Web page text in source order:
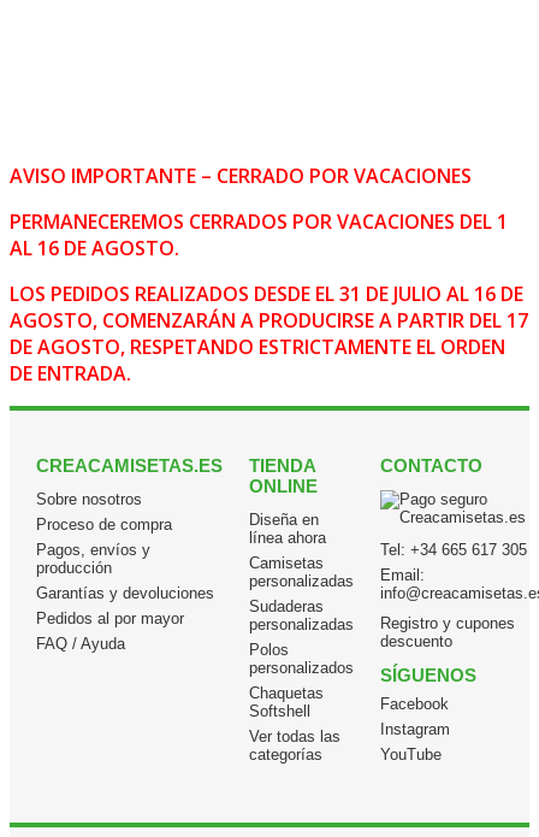
AVISO IMPORTANTE – CERRADO POR VACACIONES
PERMANECEREMOS CERRADOS POR VACACIONES DEL 1
AL 16 DE AGOSTO.
LOS PEDIDOS REALIZADOS DESDE EL 31 DE JULIO AL 16 DE
AGOSTO, COMENZARÁN A PRODUCIRSE A PARTIR DEL 17
DE AGOSTO, RESPETANDO ESTRICTAMENTE EL ORDEN
DE ENTRADA.
CREACAMISETAS.ES
Sobre nosotros
Proceso de compra
Pagos, envíos y
producción
Garantías y devoluciones
Pedidos al por mayor
FAQ / Ayuda
TIENDA
ONLINE
Diseña en
línea ahora
Camisetas
personalizadas
Sudaderas
personalizadas
Polos
personalizados
Chaquetas
Softshell
Ver todas las
categorías
CONTACTO
Tel: +34 665 617 305
Email:
Registro y cupones
descuento
SÍGUENOS
Facebook
Instagram
YouTube